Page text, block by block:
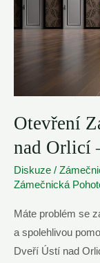
Zámečník
Pardubice
Otevření
nad Orlicí
Diskuze /
Zámečnická
Máte problém se
a spolehlivou
Dveří Ústí nad